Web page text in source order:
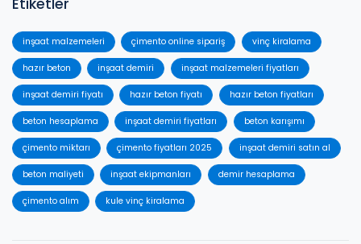
inşaat malzemeleri çimento online sipariş vinç kiralama
hazır beton inşaat demiri inşaat malzemeleri fiyatları
inşaat demiri fiyatı hazır beton fiyatı hazır beton fiyatları
beton hesaplama inşaat demiri fiyatları beton karışımı
çimento miktarı çimento fiyatları 2025 inşaat demiri satın al
beton maliyeti inşaat ekipmanları demir hesaplama
çimento alım kule vinç kiralama